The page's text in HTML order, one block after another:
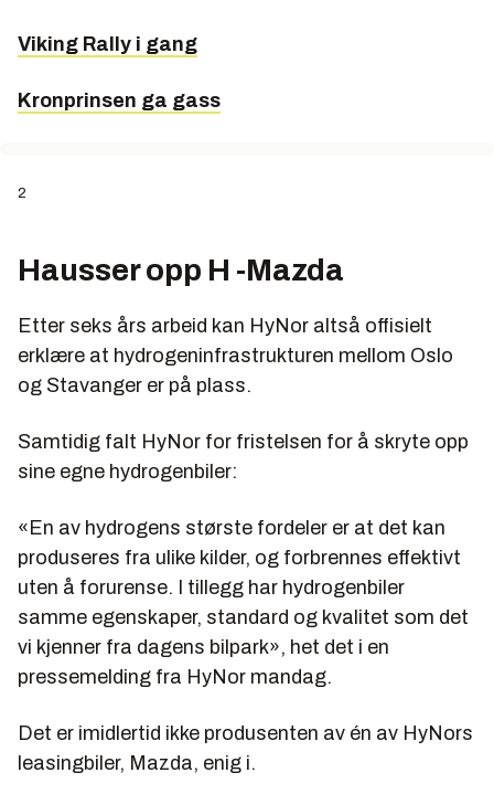
Viking Rally i gang
Kronprinsen ga gass
2
Hausser opp H -Mazda
Etter seks års arbeid kan HyNor altså offisielt
erklære at hydrogeninfrastrukturen mellom Oslo
og Stavanger er på plass.
Samtidig falt HyNor for fristelsen for å skryte opp
sine egne hydrogenbiler:
«En av hydrogens største fordeler er at det kan
produseres fra ulike kilder, og forbrennes effektivt
uten å forurense. I tillegg har hydrogenbiler
samme egenskaper, standard og kvalitet som det
vi kjenner fra dagens bilpark», het det i en
pressemelding fra HyNor mandag.
Det er imidlertid ikke produsenten av én av HyNors
leasingbiler, Mazda, enig i.